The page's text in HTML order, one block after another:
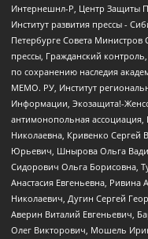
Интернешнл-Р, Центр Защиты
Институт развития прессы -
Петербурге Совета
прессы, Гражданский
по сохранению наследия
МЕМО. РУ, Институт
Информации, Экозащита!-
антимонопольная ассоциация,
Николаевна, Кривенко Сергей
Юрьевич, Шнырова Ольга
Сидорович Ольга Борисовна,
Анастасия Евгеньевна,
Николаевич, Дугин Сергей
Аверин Виталий Евгеньевич,
Олег Викторович, Мошель